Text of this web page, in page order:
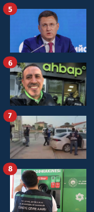
5
6
7
8